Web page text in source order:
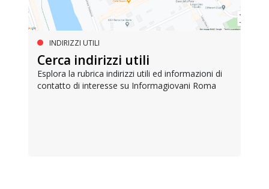
INDIRIZZI UTILI
Cerca indirizzi utili
Esplora la rubrica indirizzi utili ed informazioni di
contatto di interesse su Informagiovani Roma